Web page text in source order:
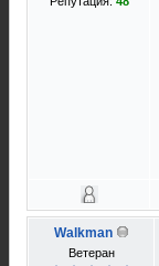
Walkman
Ветеран